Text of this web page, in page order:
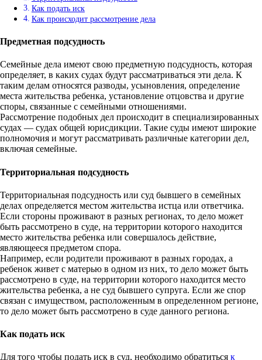
Как подать иск
Как происходит рассмотрение дела
Предметная подсудность
Семейные дела имеют свою предметную подсудность, которая
определяет, в каких судах будут рассматриваться эти дела. К
таким делам относятся разводы, усыновления, определение
места жительства ребенка, установление отцовства и другие
споры, связанные с семейными отношениями.
Рассмотрение подобных дел происходит в специализированных
судах — судах общей юрисдикции. Такие суды имеют широкие
полномочия и могут рассматривать различные категории дел,
включая семейные.
Территориальная подсудность
Территориальная подсудность или суд бывшего в семейных
делах определяется местом жительства истца или ответчика.
Если стороны проживают в разных регионах, то дело может
быть рассмотрено в суде, на территории которого находится
место жительства ребенка или совершалось действие,
являющееся предметом спора.
Например, если родители проживают в разных городах, а
ребенок живет с матерью в одном из них, то дело может быть
рассмотрено в суде, на территории которого находится место
жительства ребенка, а не суд бывшего супруга. Если же спор
связан с имуществом, расположенным в определенном регионе,
то дело может быть рассмотрено в суде данного региона.
Как подать иск
Для того чтобы подать иск в суд, необходимо обратиться к